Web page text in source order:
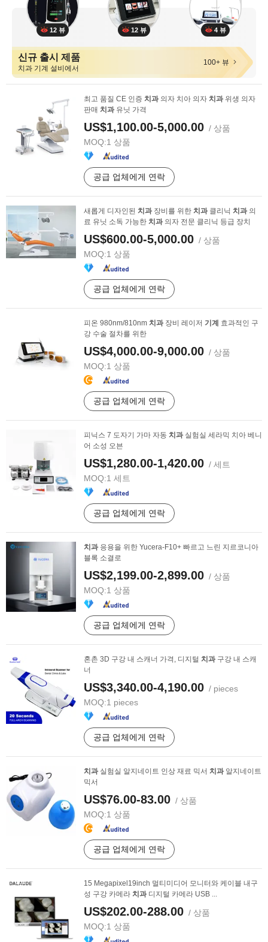
12 뷰 12 뷰 4 뷰
신규 출시 제품
치과 기계 설비에서
100+ 뷰
최고 품질 CE 인증 치과의자 치아 의자 치과위생 의자
판매 치과유닛 가격
US$1,100.00-5,000.00 / 상품
MOQ:1 상품
공급 업체에게 연락
새롭게 디자인된 치과장비를 위한 치과클리닉 치과의
료 유닛 소독 가능한 치과의자 전문 클리닉 등급 장치
US$600.00-5,000.00 / 상품
MOQ:1 상품
공급 업체에게 연락
피온 980nm/810nm 치과장비 레이저 기계
효과적인 구
강 수술 절차를 위한
US$4,000.00-9,000.00 / 상품
MOQ:1 상품
공급 업체에게 연락
피닉스 7 도자기 가마 자동 치과실험실 세라믹 치아 베니
어 소성 오븐
US$1,280.00-1,420.00 / 세트
MOQ:1 세트
공급 업체에게 연락
치과응용을 위한 Yucera-F10+ 빠르고 느린 지르코니아
블록 소결로
US$2,199.00-2,899.00 / 상품
MOQ:1 상품
공급 업체에게 연락
혼촌 3D 구강 내 스캐너 가격, 디지털 치과구강 내 스캐
너
US$3,340.00-4,190.00 / pieces
MOQ:1 pieces
공급 업체에게 연락
치과실험실 알지네이트 인상 재료 믹서 치과알지네이트
믹서
US$76.00-83.00 / 상품
MOQ:1 상품
공급 업체에게 연락
15 Megapixel19inch 멀티미디어 모니터와 케이블 내구
성 구강 카메라 치과디지털 카메라 USB ...
US$202.00-288.00 / 상품
MOQ:1 상품